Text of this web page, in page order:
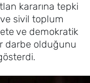
kararına tepki
sivil toplum
ve demokratik
darbe olduğunu